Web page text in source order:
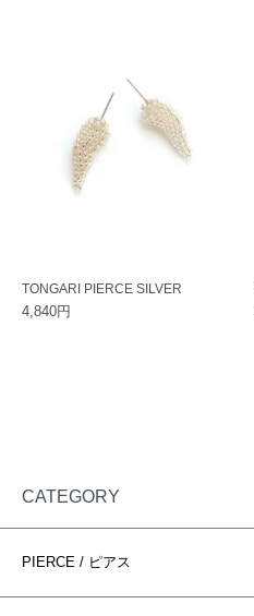
TONGARI PIERCE SILVER
4,840円
CATEGORY
PIERCE / ピアス